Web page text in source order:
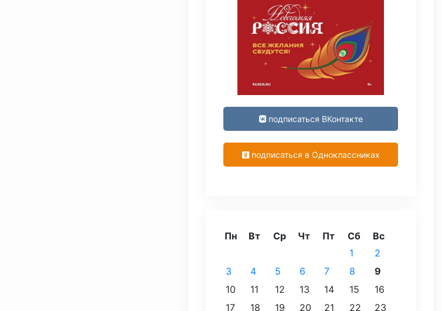
подписаться ВКонтакте
подписаться в Одноклассниках
Пн Вт Ср Чт Пт Сб
Вс
1
2
3
4 5 6 7 8
9
10
11 12 13 14 15
16
17
18 19 20 21 22 23